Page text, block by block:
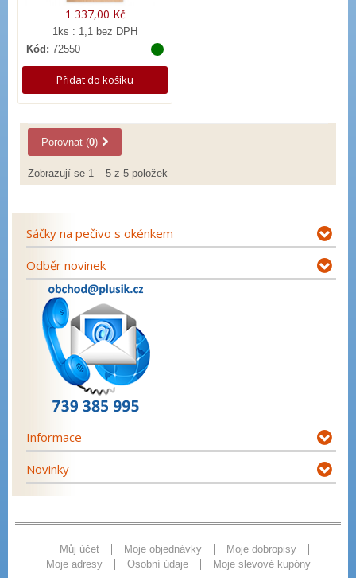
1 337,00 Kč
1ks : 1,1 bez DPH
Kód: 72550
Přidat do košíku
Porovnat (0)
Zobrazují se 1 – 5 z 5 položek
Sáčky na pečivo s okénkem
Odběr novinek
Informace
Novinky
Můj účet Moje objednávky
Moje dobropisy
Moje adresy
Osobní údaje Moje slevové kupóny